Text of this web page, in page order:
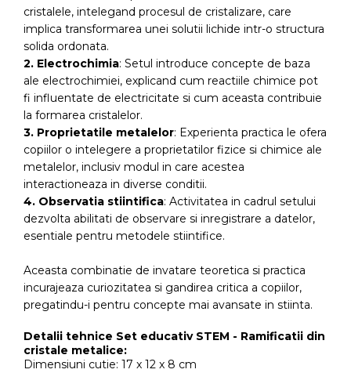
cristalele, intelegand procesul de cristalizare, care
implica transformarea unei solutii lichide intr-o structura
solida ordonata.
2. Electrochimia: Setul introduce concepte de baza
ale electrochimiei, explicand cum reactiile chimice pot
fi influentate de electricitate si cum aceasta contribuie
la formarea cristalelor.
3. Proprietatile metalelor: Experienta practica le ofera
copiilor o intelegere a proprietatilor fizice si chimice ale
metalelor, inclusiv modul in care acestea
interactioneaza in diverse conditii.
4. Observatia stiintifica: Activitatea in cadrul setului
dezvolta abilitati de observare si inregistrare a datelor,
esentiale pentru metodele stiintifice.
Aceasta combinatie de invatare teoretica si practica
incurajeaza curiozitatea si gandirea critica a copiilor,
pregatindu-i pentru concepte mai avansate in stiinta.
Detalii tehnice Set educativ STEM - Ramificatii din
cristale metalice:
Dimensiuni cutie: 17 x 12 x 8 cm